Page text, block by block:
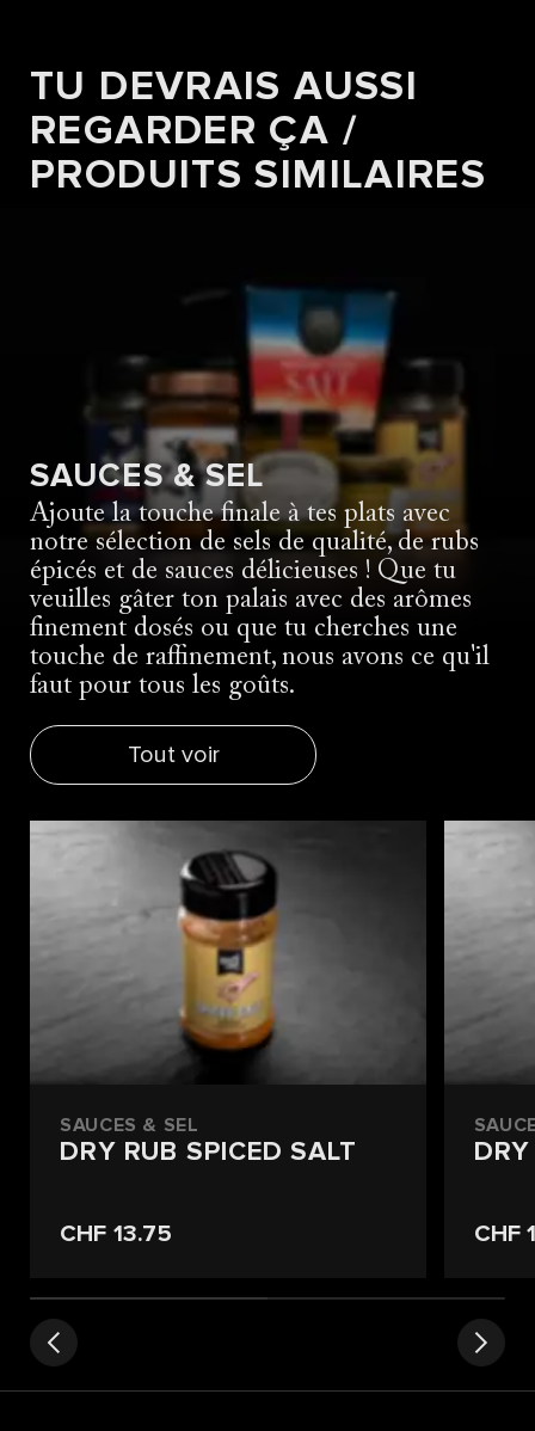
TU DEVRAIS AUSSI
REGARDER ÇA /
PRODUITS SIMILAIRES
SAUCES & SEL
Ajoute la touche finale à tes plats avec
notre sélection de sels de qualité, de rubs
épicés et de sauces délicieuses ! Que tu
veuilles gâter ton palais avec des arômes
finement dosés ou que tu cherches une
touche de raffinement, nous avons ce qu'il
faut pour tous les goûts.
Tout voir
SAUCES & SEL
DRY RUB SPICED SALT
CHF 13.75 CHF